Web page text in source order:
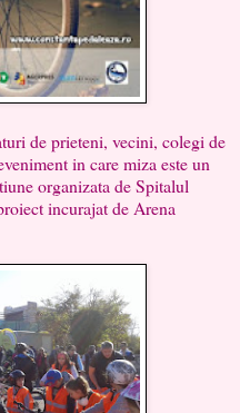
de prieteni, vecini, colegi de
in care miza este un
organizata de Spitalul
incurajat de Arena